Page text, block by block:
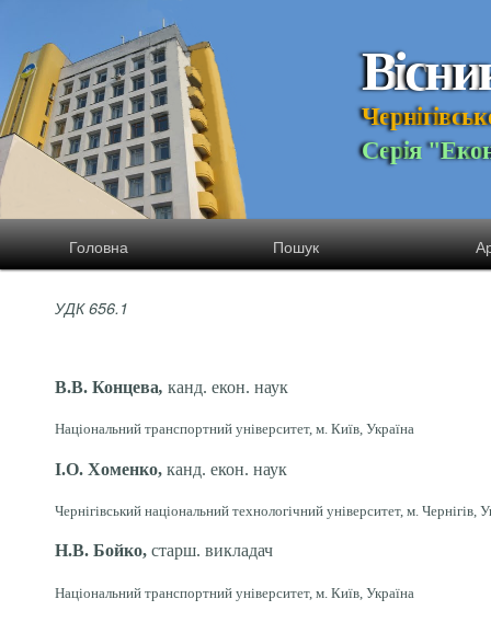
Вісни
Чернігівськ
Серія "Еко
Головна Пошук
УДК 656.1
В.В. Концева, канд. екон. наук
Національний транспортний університет, м. Київ, Україна
І.О. Хоменко, канд. екон. наук
Чернігівський національний технологічний університет, м. Чернігів,
Н.В. Бойко, старш. викладач
Національний транспортний університет, м. Київ, Україна